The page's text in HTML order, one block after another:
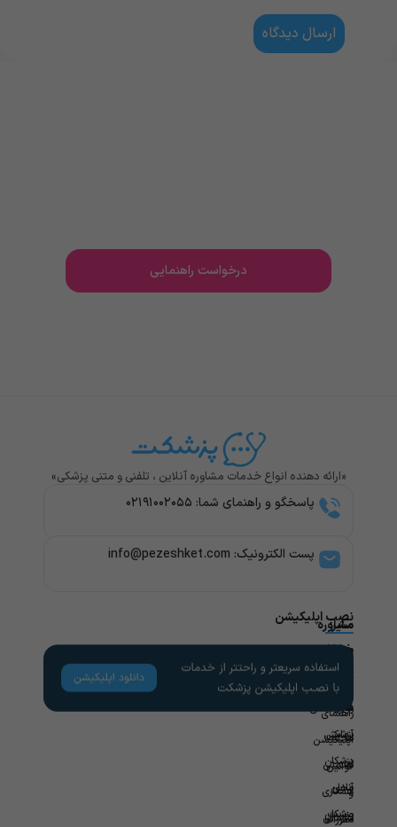
درخواست راهنمایی
«ارائه دهنده انواع خدمات مشاوره آنلاین ، تلفنی و متنی پزشکی»
پاسخگو و راهنمای شما: ۰۲۱۹۱۰۰۲۰۵۵
پست الکترونیک: info@pezeshket.com​
مشاوره
پزشکی
تخصص
های
پزشکی
پزشکان
آنلاین
پزشکان
سایر
خدمات
مشاوره
روانشناسی
آزمایش
در
محل
ویزیت
راهنمای
کاربران
راهنمای
اپلیکیشن
قوانین
و
مقررات
لینک
های
مفید
مجله
سلامتی
همکاری
سازمانی
نصب اپلیکیشن